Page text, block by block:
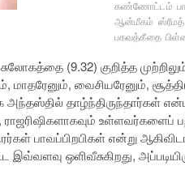
கண்ணோட்டம்
ஆன்மீகம்
பகவத்கீதை
(9.32) குறித்த
வைசியரேனும்,
தாழ்ந்திருந்தார்கள்
உள்ளவர்களைப்
பாவப்பிறபிகள் என்று
இவ்வளவு ஒளிவீசுகிறது,